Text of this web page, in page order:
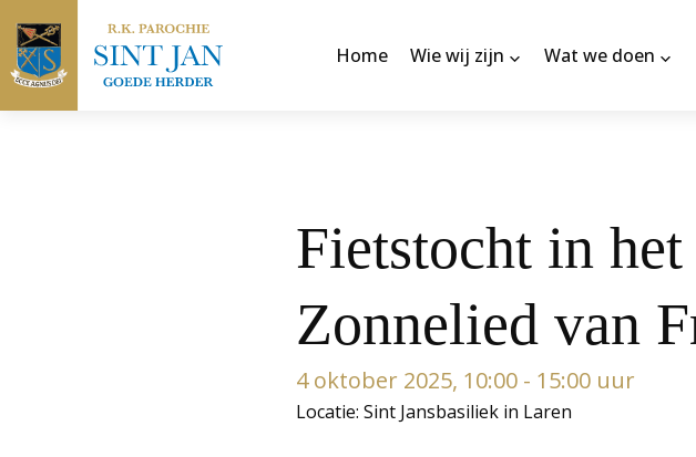
Home Wie wij zijn Wat we doen
Fietstocht in
Zonnelied van
4 oktober 2025, 10:00 - 15:00 uur
Locatie: Sint Jansbasiliek in Laren